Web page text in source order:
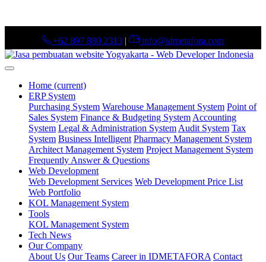
+62 897 880 2313 | info@idmetafora.com
Home (current)
ERP System
Purchasing System Warehouse Management System Point of
Sales System Finance & Budgeting System Accounting
System Legal & Administration System Audit System Tax
System Business Intelligent Pharmacy Management System
Architect Management System Project Management System
Frequently Answer & Questions
Web Development
Web Development Services Web Development Price List
Web Portfolio
KOL Management System
Tools
KOL Management System
Tech News
Our Company
About Us Our Teams Career in IDMETAFORA Contact